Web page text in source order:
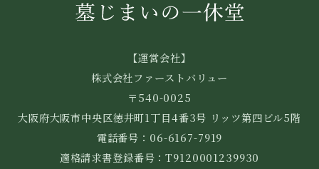
【運営会社】
株式会社ファーストバリュー
〒540-0025
大阪府大阪市中央区徳井町1丁目4番3号 リッツ第四ビル5階
電話番号：06-6167-7919
適格請求書登録番号：T9120001239930